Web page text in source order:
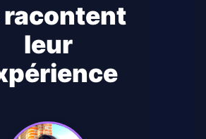
racontent
leur